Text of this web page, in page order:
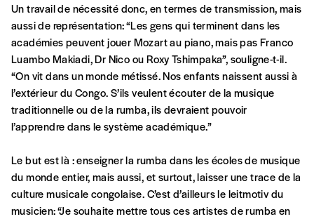
En pratique
Vous vous abonnez pour l’année civile en
cours ou vous commandez au numéro.
Vous indiquez si vous souhaitez recevoir la
revue en format papier ou numérique.
Vous renseignez vos coordonnées.
Vous versez le montant de votre choix sur le
compteIBAN BE34 0010 7305
la commande renseigné dans le mail de
confirmation et la mention “participation
Imag”.
Un travail de nécessité donc, en termes de transmission, mais
aussi de représentation: “Les gens qui terminent dans les
académies peuvent jouer Mozart au piano, mais pas Franco
Luambo Makiadi, Dr Nico ou Roxy Tshimpaka”, souligne-t-il.
“On vit dans un monde métissé. Nos enfants naissent aussi à
l’extérieur du Congo. S’ils veulent écouter de la musique
traditionnelle ou de la rumba, ils devraient pouvoir
l’apprendre dans le système académique.”
Le but est là : enseigner la rumba dans les écoles de musique
du monde entier, mais aussi, et surtout, laisser une trace de la
culture musicale congolaise. C’est d’ailleurs le leitmotiv du
musicien: “Je souhaite mettre tous ces artistes de rumba en